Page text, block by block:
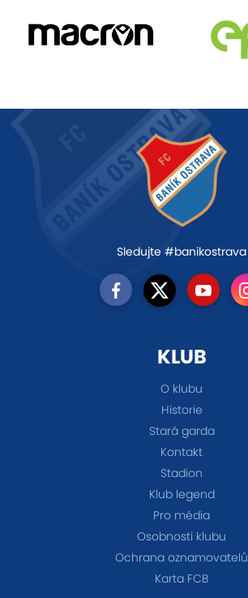
Sledujte #banikostrava
KLUB
O klubu
Historie
Stará garda
Kontakt
Stadion
Klub legend
Pro média
Osobnosti klubu
Ochrana oznamovatelů
Karta FCB